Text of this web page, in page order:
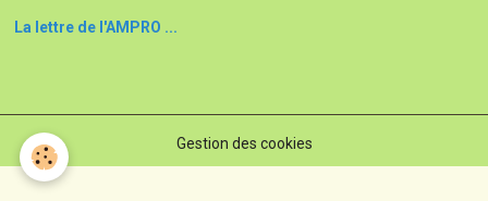
La lettre de l'AMPRO ...
Gestion des cookies